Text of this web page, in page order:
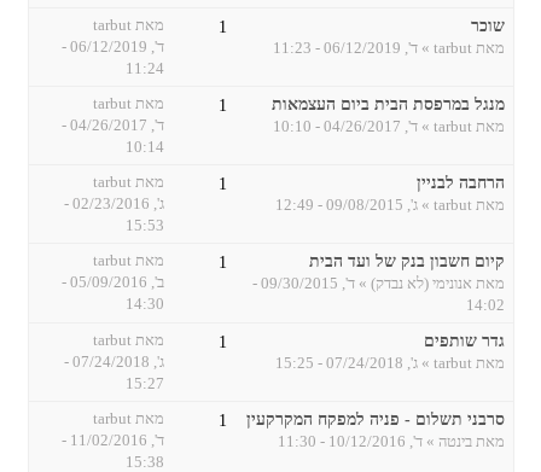
שוכר
מאת tarbut » ד', 06/12/2019 - 11:23
1 מאת tarbut
ד', 06/12/2019 -
11:24
מנגל במרפסת הבית ביום העצמאות
מאת tarbut » ד', 04/26/2017 - 10:10
1 מאת tarbut
ד', 04/26/2017 -
10:14
הרחבה לבניין
מאת tarbut » ג', 09/08/2015 - 12:49
1 מאת tarbut
ג', 02/23/2016 -
15:53
קיום חשבון בנק של ועד הבית
מאת אנונימי (לא נבדק)
» ד', 09/30/2015 -
14:02
1 מאת tarbut
ב', 05/09/2016 -
14:30
גדר שותפים
מאת tarbut » ג', 07/24/2018 - 15:25
1 מאת tarbut
ג', 07/24/2018 -
15:27
סרבני תשלום - פניה למפקח המקרקעין
מאת בינטה » ד', 10/12/2016 - 11:30
1 מאת tarbut
ד', 11/02/2016 -
15:38